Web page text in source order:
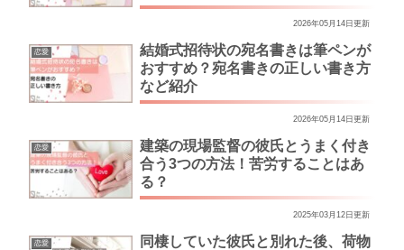
2026年05月14日更新
恋愛
結婚式招待状の宛名書きは筆ペンが
おすすめ？宛名書きの正しい書き方
など紹介
2026年05月14日更新
恋愛
建築の現場監督の彼氏とうまく付き
合う3つの方法！苦労することはあ
る？
2025年03月12日更新
恋愛
同棲していた彼氏と別れた後、荷物